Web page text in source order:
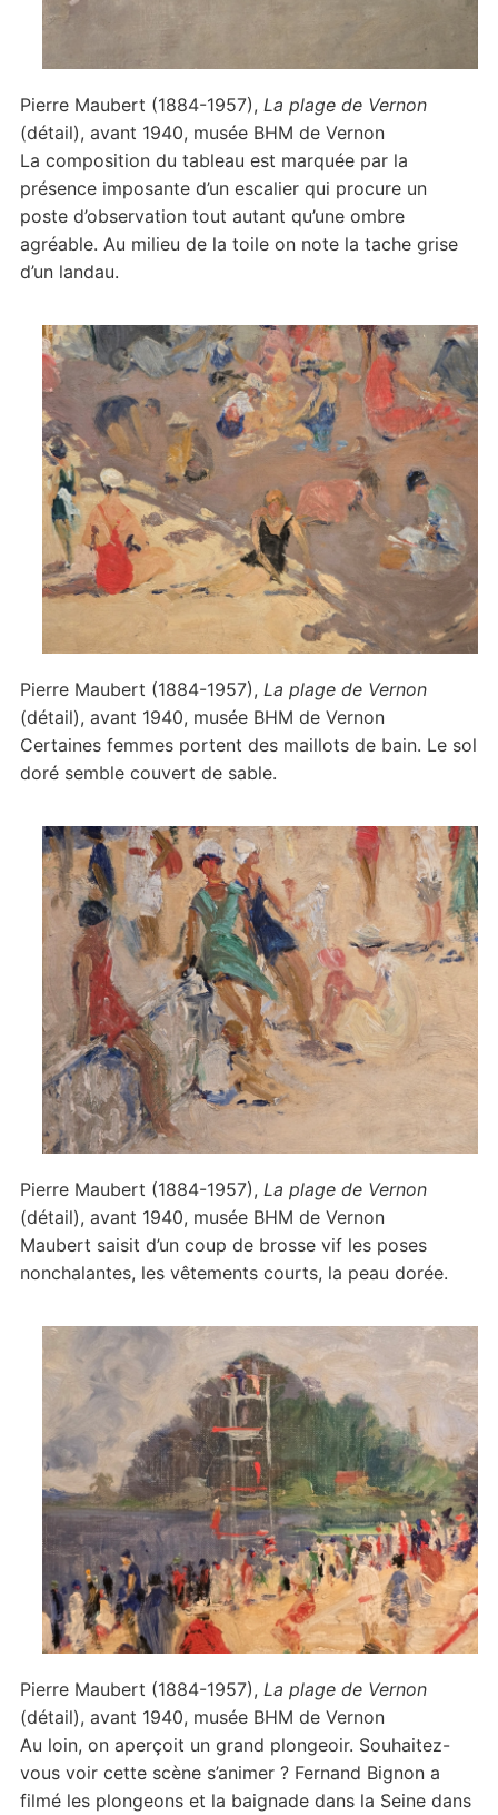
Pierre Maubert (1884-1957), La plage de Vernon
(détail), avant 1940, musée BHM de Vernon
La composition du tableau est marquée par la
présence imposante d’un escalier qui procure un
poste d’observation tout autant qu’une ombre
agréable. Au milieu de la toile on note la tache grise
d’un landau.
Pierre Maubert (1884-1957), La plage de Vernon
(détail), avant 1940, musée BHM de Vernon
Certaines femmes portent des maillots de bain. Le sol
doré semble couvert de sable.
Pierre Maubert (1884-1957), La plage de Vernon
(détail), avant 1940, musée BHM de Vernon
Maubert saisit d’un coup de brosse vif les poses
nonchalantes, les vêtements courts, la peau dorée.
Pierre Maubert (1884-1957), La plage de Vernon
(détail), avant 1940, musée BHM de Vernon
Au loin, on aperçoit un grand plongeoir. Souhaitez-
vous voir cette scène s’animer ? Fernand Bignon a
filmé les plongeons et la baignade dans la Seine dans